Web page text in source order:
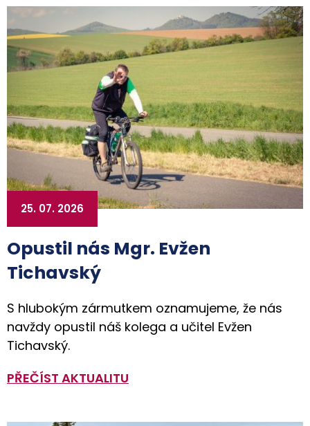
Opustil nás Mgr. Evžen
Tichavský
25. 07. 2026
S hlubokým zármutkem oznamujeme, že nás
navždy opustil náš kolega a učitel Evžen
Tichavský.
PŘEČÍST AKTUALITU